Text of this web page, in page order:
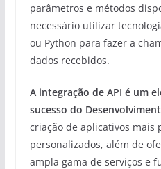
parâmetros e métodos
necessário utilizar
ou Python para fazer a
dados recebidos.
A integração de API é um
sucesso do
criação de aplicativos mais
personalizados, além de
ampla gama de serviços e